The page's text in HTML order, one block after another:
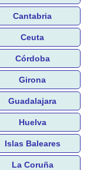
Cantabria
Ceuta
Córdoba
Girona
Guadalajara
Huelva
Islas Baleares
La Coruña